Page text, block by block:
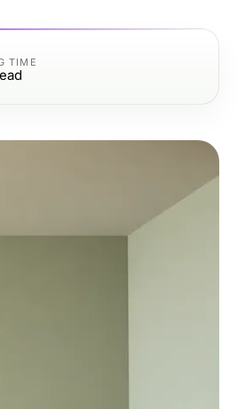
TIME